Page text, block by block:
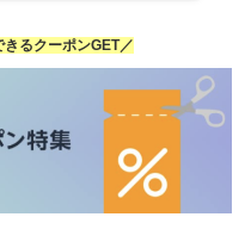
るクーポンGET／